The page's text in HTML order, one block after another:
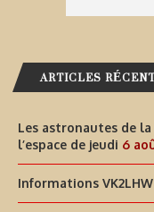
ARTICLES
Les astronautes de
l’espace de jeudi 6
Informations